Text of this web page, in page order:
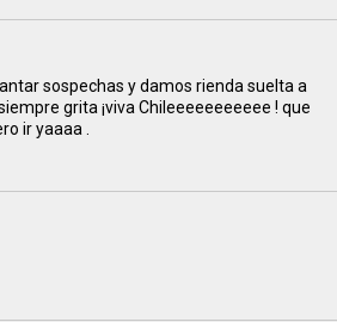
sospechas y damos rienda suelta a
grita ¡viva Chileeeeeeeeeee ! que
ir yaaaa .